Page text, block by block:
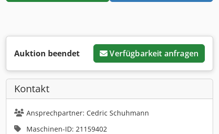
Auktion beendet Verfügbarkeit anfragen
Kontakt
Ansprechpartner: Cedric Schuhmann
Maschinen-ID: 21159402